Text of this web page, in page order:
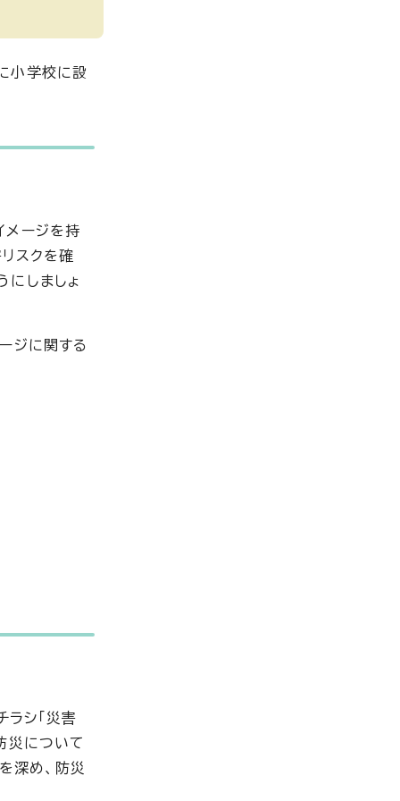
小学校に設
メージを持
スクを確
にしましょ
ジに関する
シ「災害
災について
深め、防災